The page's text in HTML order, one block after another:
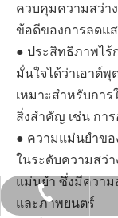
ควบคุมความสว่าง
ข้อดีของการลดแส
● ประสิทธิภาพไร้
มั่นใจได้ว่าเอาต์
เหมาะสำหรับกา
สิ่งสำคัญ เช่น กา
● ความแม่นยำขอ
ในระดับความสว่
แม่นยำ ซึ่งมีความ
และภาพยนตร์